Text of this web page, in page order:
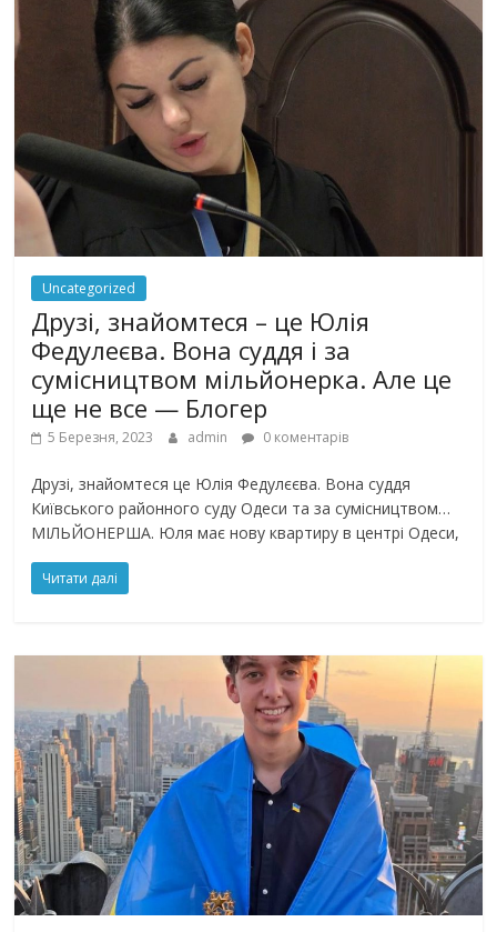
Uncategorized
Друзі, знайомтеся – це Юлія
Федулеєва. Вона суддя і за
сумісництвом мільйонерка. Але це
ще не все — Блогер
5 Березня, 2023 admin 0 коментарів
Друзі, знайомтеся це Юлія Федулєєва. Вона суддя
Київського районного суду Одеси та за сумісництвом…
МІЛЬЙОНЕРША. Юля має нову квартиру в центрі Одеси,
Читати далі